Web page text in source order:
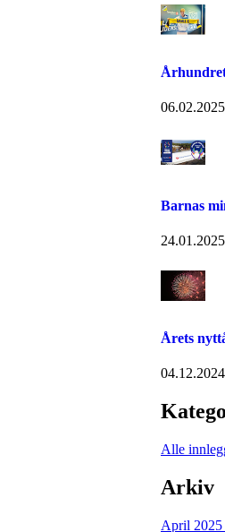
06.02.2025
Barnas
24.01.2025
Årets
04.12.2024
Alle
Arkiv
April 2025